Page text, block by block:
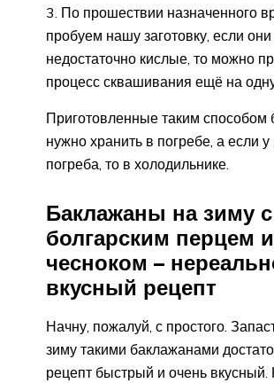
По прошествии назначенного
пробуем нашу заготовку, если
недостаточно кислые, то можно
процесс сквашивания ещё на
Приготовленные таким способом
нужно хранить в погребе, а если у
погреба, то в холодильнике.
Баклажаны на зиму с
болгарским перцем и
чесноком –
вкусный рецепт
Начну, пожалуй, с простого.
зиму такими баклажанами
рецепт быстрый и очень вкусный.